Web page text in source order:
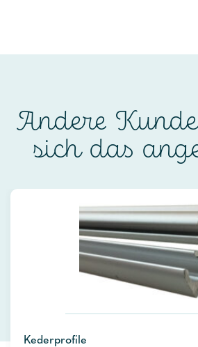
Andere
sich das
Kederprofile